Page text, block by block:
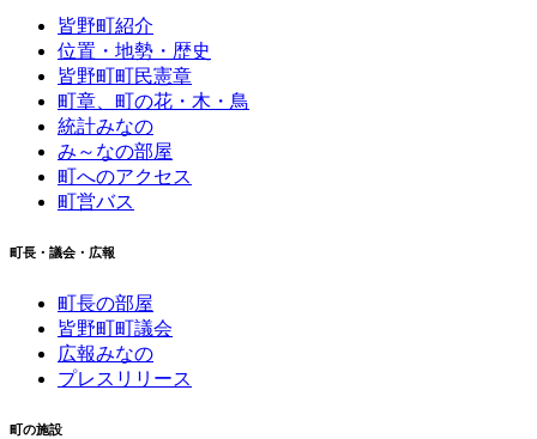
皆野町紹介
位置・地勢・歴史
皆野町町民憲章
町章、町の花・木・鳥
統計みなの
み～なの部屋
町へのアクセス
町営バス
町長・議会・広報
町長の部屋
皆野町町議会
広報みなの
プレスリリース
町の施設